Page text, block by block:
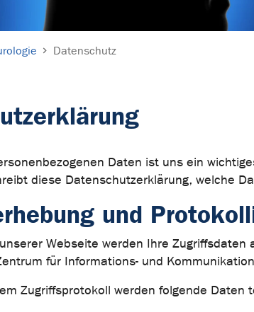
Datenschutz
Daten ist uns ein
diese Datenschutzerklärung, welche
und
Webseite werden Ihre
für Informations- und
Zugriffsprotokoll werden folgende Daten